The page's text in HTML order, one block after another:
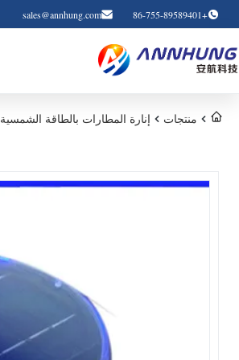
+86-755-89589401
sales@annhung.com
منتجات إنارة المطارات بالطاقة الشمسية